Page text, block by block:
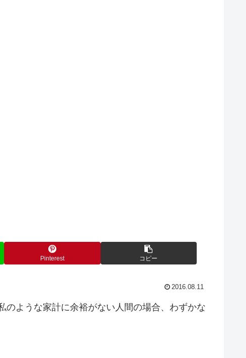
Pinterest コピー
2016.08.11
ような家計に余裕がない人間の場合、わずかな